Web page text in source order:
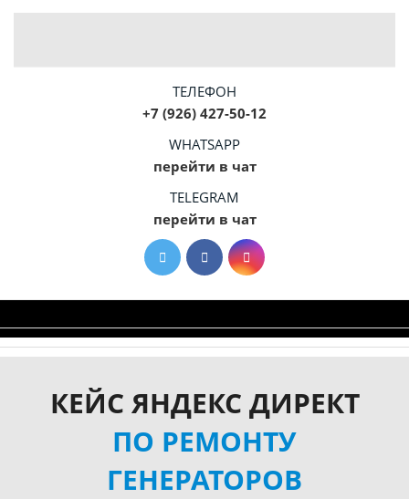
ТЕЛЕФОН
+7 (926) 427-50-12
WHATSAPP
перейти в чат
TELEGRAM
перейти в чат
КЕЙС ЯНДЕКС ДИРЕКТ
ПО РЕМОНТУ
ГЕНЕРАТОРОВ